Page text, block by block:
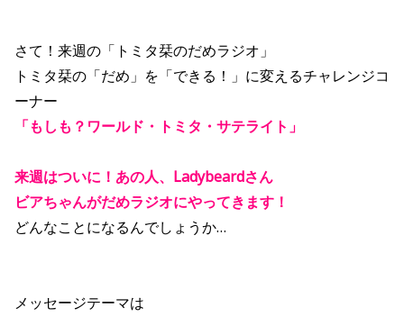
さて！来週の「トミタ栞のだめラジオ」
トミタ栞の「だめ」を「できる！」に変えるチャレンジコ
ーナー
「もしも？ワールド・トミタ・サテライト」
来週はついに！あの人、Ladybeardさん
ビアちゃんがだめラジオにやってきます！
どんなことになるんでしょうか…
メッセージテーマは